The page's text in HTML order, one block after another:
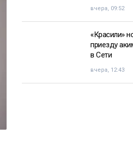
вчера, 09:52
«Красили»
приезду
в Сети
вчера, 12:43